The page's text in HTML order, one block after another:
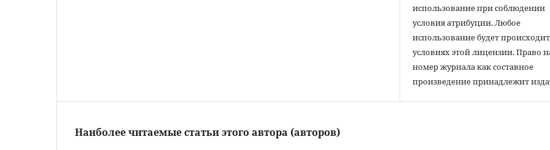
использование при соблюдении
условия атрибуции. Любое
использование будет
условиях этой лицензии. Право
номер журнала как составное
произведение принадлежит
Наиболее читаемые статьи этого автора (авторов)